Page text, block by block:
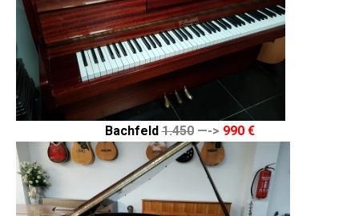
Bachfeld1.450—-> 990 €